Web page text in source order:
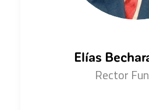
Elías
Rector